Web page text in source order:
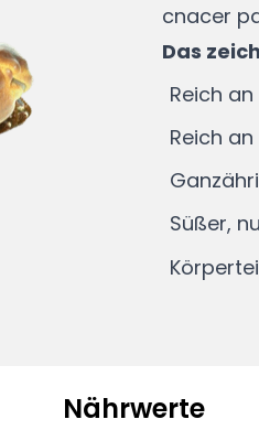
cnacer
Das
Reich
Reich an
Süßer,
Nährwerte